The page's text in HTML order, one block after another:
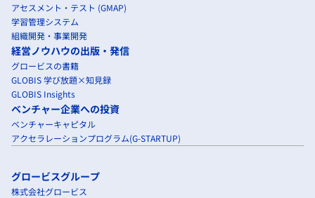
アセスメント・テスト (GMAP)
学習管理システム
組織開発・事業開発
経営ノウハウの出版・発信
グロービスの書籍
GLOBIS 学び放題×知見録
GLOBIS Insights
ベンチャー企業への投資
ベンチャーキャピタル
アクセラレーションプログラム(G-STARTUP)
グロービスグループ
株式会社グロービス